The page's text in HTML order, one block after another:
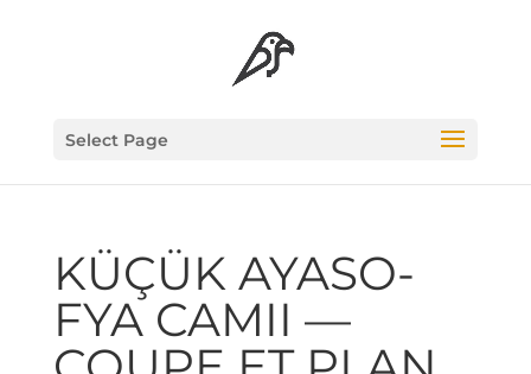
Select Page
KÜÇÜK AYA­SO­
FYA CAMII —